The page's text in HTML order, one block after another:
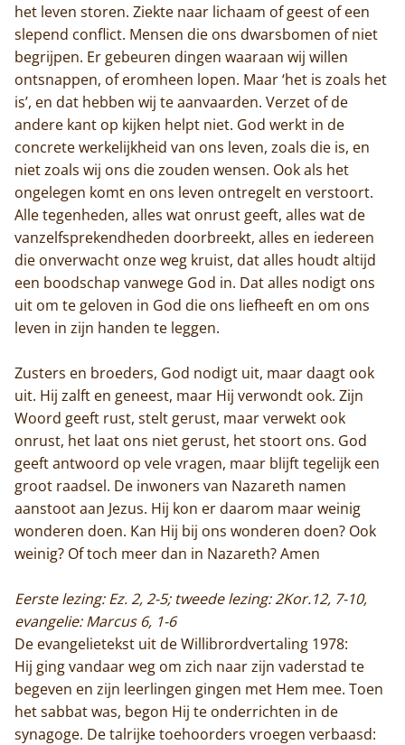
het leven storen. Ziekte naar lichaam of geest of een
slepend conflict. Mensen die ons dwarsbomen of niet
begrijpen. Er gebeuren dingen waaraan wij willen
ontsnappen, of eromheen lopen. Maar ‘het is zoals het
is’, en dat hebben wij te aanvaarden. Verzet of de
andere kant op kijken helpt niet. God werkt in de
concrete werkelijkheid van ons leven, zoals die is, en
niet zoals wij ons die zouden wensen. Ook als het
ongelegen komt en ons leven ontregelt en verstoort.
Alle tegenheden, alles wat onrust geeft, alles wat de
vanzelfsprekendheden doorbreekt, alles en iedereen
die onverwacht onze weg kruist, dat alles houdt altijd
een boodschap vanwege God in. Dat alles nodigt ons
uit om te geloven in God die ons liefheeft en om ons
leven in zijn handen te leggen.
Zusters en broeders, God nodigt uit, maar daagt ook
uit. Hij zalft en geneest, maar Hij verwondt ook. Zijn
Woord geeft rust, stelt gerust, maar verwekt ook
onrust, het laat ons niet gerust, het stoort ons. God
geeft antwoord op vele vragen, maar blijft tegelijk een
groot raadsel. De inwoners van Nazareth namen
aanstoot aan Jezus. Hij kon er daarom maar weinig
wonderen doen. Kan Hij bij ons wonderen doen? Ook
weinig? Of toch meer dan in Nazareth? Amen
Eerste lezing: Ez. 2, 2-5; tweede lezing: 2Kor.12, 7-10,
evangelie: Marcus 6, 1-6
De evangelietekst uit de Willibrordvertaling 1978:
Hij ging vandaar weg om zich naar zijn vaderstad te
begeven en zijn leerlingen gingen met Hem mee. Toen
het sabbat was, begon Hij te onderrichten in de
synagoge. De talrijke toehoorders vroegen verbaasd: